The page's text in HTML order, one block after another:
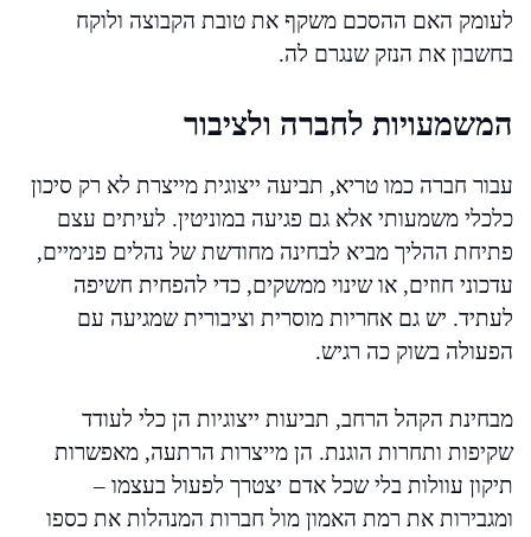
לעומק האם ההסכם משקף את טובת הקבוצה ולוקח
בחשבון את הנזק שנגרם לה.
המשמעויות לחברה ולציבור
עבור חברה כמו טריא, תביעה ייצוגית מייצרת לא רק סיכון
כלכלי משמעותי אלא גם פגיעה במוניטין. לעיתים עצם
פתיחת ההליך מביא לבחינה מחודשת של נהלים פנימיים,
עדכוני חוזים, או שינוי ממשקים, כדי להפחית חשיפה
לעתיד. יש גם אחריות מוסרית וציבורית שמגיעה עם
הפעולה בשוק כה רגיש.
מבחינת הקהל הרחב, תביעות ייצוגיות הן כלי לעודד
שקיפות ותחרות הוגנת. הן מייצרות הרתעה, מאפשרות
תיקון עוולות בלי שכל אדם יצטרך לפעול בעצמו –
ומגבירות את רמת האמון מול חברות המנהלות את כספו